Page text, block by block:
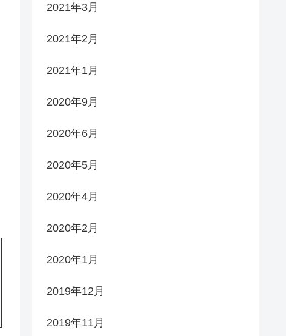
2021年3月
2021年2月
2021年1月
2020年9月
2020年6月
2020年5月
2020年4月
2020年2月
2020年1月
2019年12月
2019年11月